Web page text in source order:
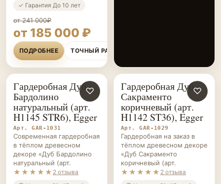
от 185 000 ₽
ПОДРОБНЕЕ ТОЧНЫЙ РАСЧЁТ
ГАРДЕРОБНЫЕ НА ЗАКАЗ
♡
Гардеробная Дуб
Бардолино
натуральный (арт.
H1145 STR6), Egger
Арт. GAR-1031
Современная гардеробная
в тёплом древесном
декоре «Дуб Бардолино
натуральный (арт.
★★★★★2 отзыва
🕐 На заказ 21-45 дней
✓ Гарантия До 10 лет
ГАРДЕРОБНЫЕ НА ЗАКАЗ
♡
Гардеробная Дуб
Сакраменто
коричневый (арт.
H1142 ST36), Egger
Арт. GAR-1029
Гардеробная на заказ в
тёплом древесном декоре
«Дуб Сакраменто
коричневый (арт.
★★★★★ 2 отзыва
🕐 На заказ 21-45 дней
✓ Гарантия До 10 лет